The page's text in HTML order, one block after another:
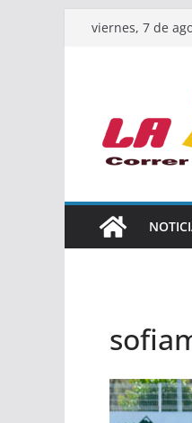
Saltarviernes, 7 de